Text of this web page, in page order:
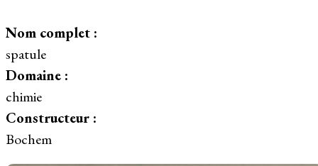
Nom complet :
spatule
Domaine :
chimie
Constructeur :
Bochem